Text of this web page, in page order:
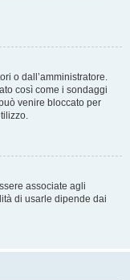
o dall’amministratore.
così come i sondaggi
venire bloccato per
associate agli
di usarle dipende dai